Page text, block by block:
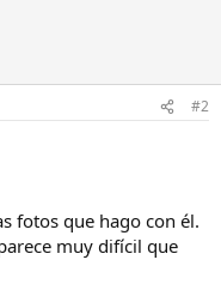
#2
fotos que hago con él.
muy difícil que